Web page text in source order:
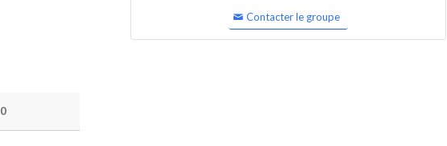
0
Contacter le groupe